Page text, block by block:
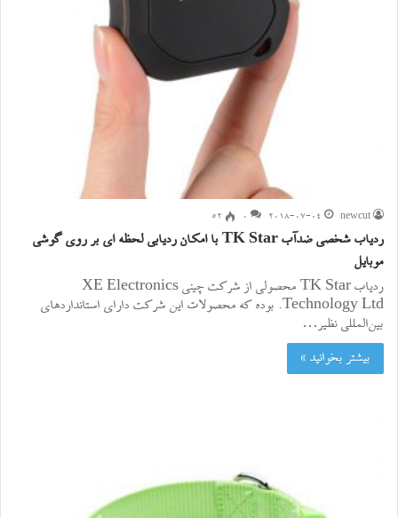
newcut
2018-07-04
0 ۵۲
ردیاب شخصی ضدآب TK Star با امکان ردیابی لحظه ای بر روی گوشی
موبایل
ردیاب TK Star محصولی از شرکت چینی XE Electronics
Technology Ltd. بوده که محصولات این شرکت دارای استانداردهای
بین‌المللی نظیر…
بیشتر بخوانید »